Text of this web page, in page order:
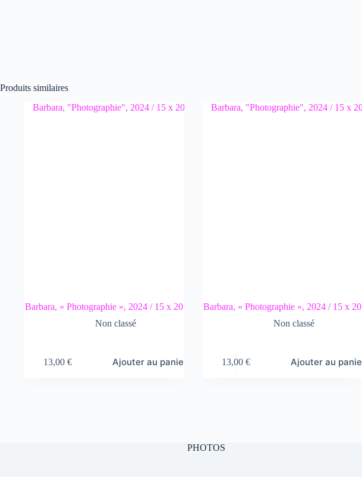
Produits similaires
Barbara, « Photographie », 2024 / 15 x 20
Non classé
13,00€ Ajouter au panier
Barbara, « Photographie », 2024 / 15 x 20
Non classé
13,00€ Ajouter au panier
PHOTOS